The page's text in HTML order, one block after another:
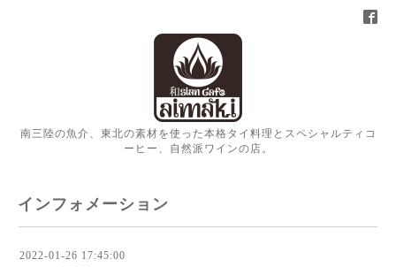
南三陸の魚介、東北の素材を使った本格タイ料理とスペシャルティコ
ーヒー、自然派ワインの店。
インフォメーション
2022-01-26 17:45:00